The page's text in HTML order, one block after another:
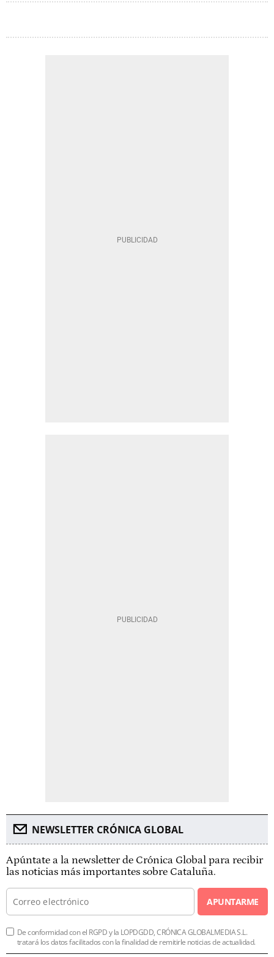
NEWSLETTER CRÓNICA GLOBAL
Apúntate a la newsletter de Crónica Global para recibir
las noticias más importantes sobre Cataluña.
APUNTARME
De conformidad con el RGPD y la LOPDGDD, CRÓNICA GLOBALMEDIA S.L.
tratará los datos facilitados con la finalidad de remitirle noticias de actualidad.